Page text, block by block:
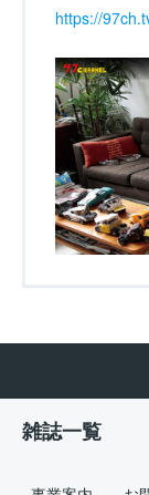
https://
雑誌一覧